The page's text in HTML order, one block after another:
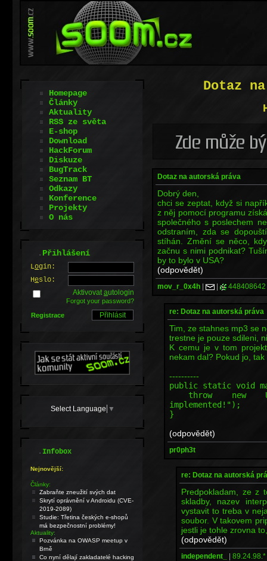
Dotaz
Dotaz na autorská práva
Dobrý den,
chci se zeptat, když si
z něj pomocí programu
společného s poslechem
odstraním, zda se
stíhán. Změní se něco,
začnu s nimi podnikat?
by to bylo v USA?
(odpovědět)
mov_r_0x4h | | 448408642
re: Dotaz na autorská práva
Tim, ze stahnes mp3 se
trestne je pouze sdileni,
K cemu je v tom
nekam dal? Pokud jo,
----------
public static void
throw new
implemented!");
}
(odpovědět)
pr0ph3t
re: Dotaz na autorská
Predpokladam, ze z
skladby, nazev
vystavit to treba v
soubor. V takovem
jestli je tohle zrovna
(odpovědět)
independent_ | 89.24.98.*
Homepage
Články
Aktuality
RSS ze světa
E-shop
Download
HackForum
Diskuze
BugTrack
Seznam BT
Odkazy
Konference
Projekty
O nás
.Přihlášení
Login:
Heslo:
Aktivovatautologin
Forgot your password?
Registrace
Select Language ▼
.Infobox
Nejnovější:
Články:
Zabraňte zneužití svých dat
Skrytí oprávnění v Androidu (CVE-
2019-2089)
Studie: Třetina českých e-shopů
má bezpečnostní problémy!
Aktuality:
Pozvánka na OWASP meetup v
Brně
Co nyní dělají zakladatelé hacking